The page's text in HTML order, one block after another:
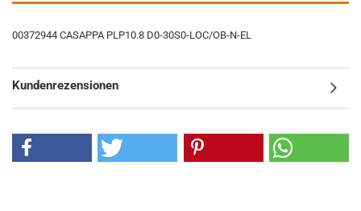
00372944 CASAPPA PLP10.8 D0-30S0-LOC/OB-N-EL
Kundenrezensionen